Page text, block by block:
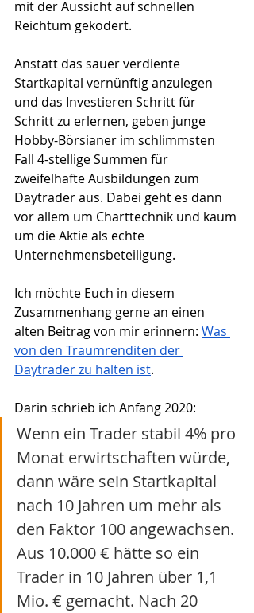
mit der Aussicht auf schnellen
Reichtum geködert.
Anstatt das sauer verdiente
Startkapital vernünftig anzulegen
und das Investieren Schritt für
Schritt zu erlernen, geben junge
Hobby-Börsianer im schlimmsten
Fall 4-stellige Summen für
zweifelhafte Ausbildungen zum
Daytrader aus. Dabei geht es dann
vor allem um Charttechnik und kaum
um die Aktie als echte
Unternehmensbeteiligung.
Ich möchte Euch in diesem
Zusammenhang gerne an einen
alten Beitrag von mir erinnern: Was
von den Traumrenditen der
Daytrader zu halten ist.
Darin schrieb ich Anfang 2020:
Wenn ein Trader stabil 4% pro
Monat erwirtschaften würde,
dann wäre sein Startkapital
nach 10 Jahren um mehr als
den Faktor 100 angewachsen.
Aus 10.000 € hätte so ein
Trader in 10 Jahren über 1,1
Mio. € gemacht. Nach 20